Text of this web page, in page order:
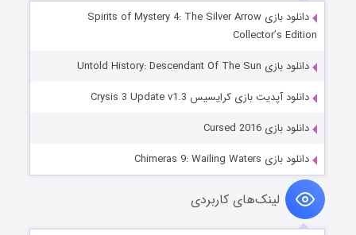
دانلود بازی Spirits of Mystery 4: The Silver Arrow
Collector’s Edition
دانلود بازی Untold History: Descendant Of The Sun
دانلود آپدیت بازی کرایسیس Crysis 3 Update v1.3
دانلود بازی Cursed 2016
دانلود بازی Chimeras 9: Wailing Waters
لینک‌های کاربردی